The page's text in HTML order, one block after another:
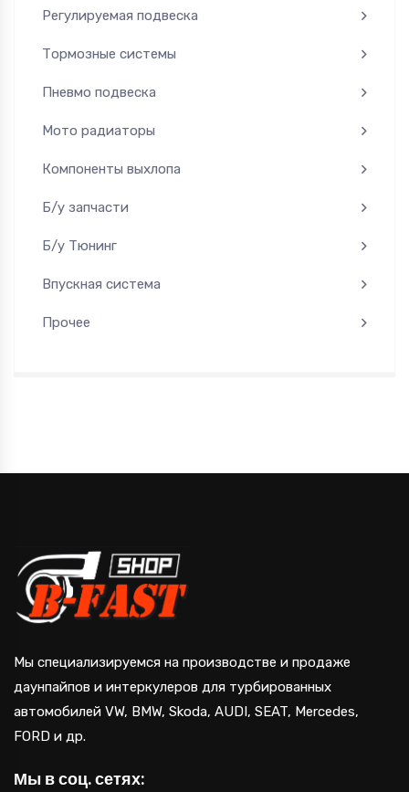
Регулируемая подвеска
Тормозные системы
Пневмо подвеска
Мото радиаторы
Компоненты выхлопа
Б/у запчасти
Б/у Тюнинг
Впускная система
Прочее
Мы специализируемся на производстве и продаже
даунпайпов и интеркулеров для турбированных
автомобилей VW, BMW, Skoda, AUDI, SEAT, Mercedes,
FORD и др.
Мы в соц. сетях: